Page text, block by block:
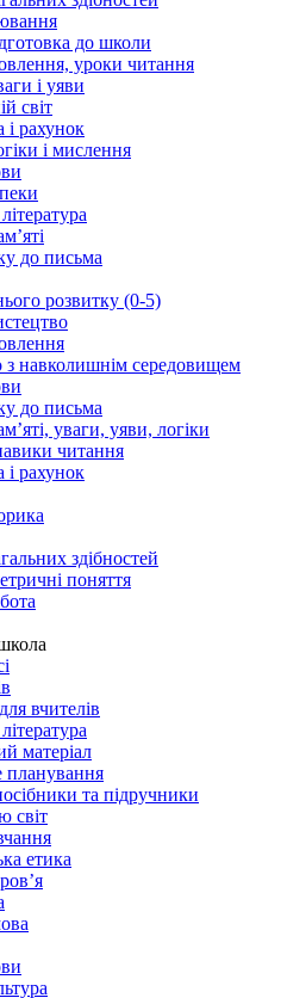
до школи
уроки читання
і уяви
світ
рахунок
і мислення
до письма
розвитку (0-5)
з навколишнім середовищем
до письма
уваги, уяви, логіки
читання
рахунок
здібностей
поняття
вчителів
матеріал
планування
та підручники
світ
етика